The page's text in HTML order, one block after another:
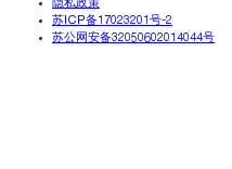
隐私政策
苏ICP备17023201号-2
苏公网安备32050602014044号